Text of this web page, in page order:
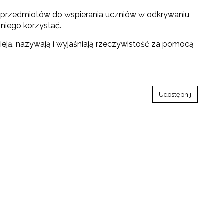
do wspierania uczniów w odkrywaniu
korzystać.
nazywają i wyjaśniają rzeczywistość za pomocą
Udostępnij